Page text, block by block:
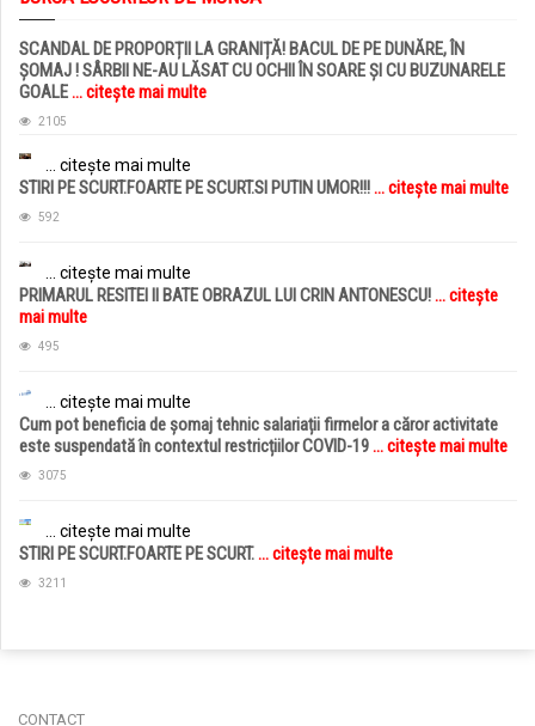
SCANDAL DE PROPORȚII LA GRANIȚĂ! BACUL DE PE DUNĂRE, ÎN
ȘOMAJ ! SÂRBII NE-AU LĂSAT CU OCHII ÎN SOARE ȘI CU BUZUNARELE
GOALE... citește mai multe
2105
... citește mai multe
STIRI PE SCURT.FOARTE PE SCURT.SI PUTIN UMOR!!!... citește mai multe
592
... citește mai multe
PRIMARUL RESITEI II BATE OBRAZUL LUI CRIN ANTONESCU!... citește
mai multe
495
... citește mai multe
Cum pot beneficia de șomaj tehnic salariații firmelor a căror activitate
este suspendată în contextul restricțiilor COVID-19... citește mai multe
3075
... citește mai multe
STIRI PE SCURT.FOARTE PE SCURT.... citește mai multe
3211
CONTACT